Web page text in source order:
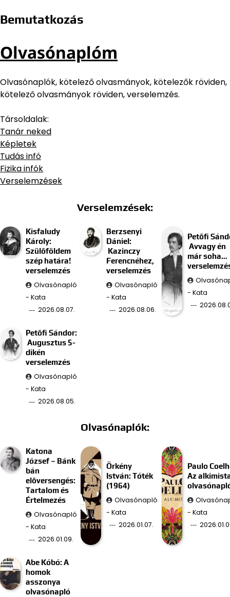
Bemutatkozás
Olvasónaplóm
Olvasónaplók, kötelező olvasmányok, kötelezők röviden,
kötelező olvasmányok röviden, verselemzés.
Társoldalak:
Tanár neked
Képletek
Tudás infó
Fizika infók
Verselemzések
Verselemzések:
Kisfaludy
Károly:
Szülőföldem
szép határa!
verselemzés
Olvasónapló
- Kata
2026.08.07.
Berzsenyi
Dániel:
Kazinczy
Ferencnéhez,
verselemzés
Olvasónapló
- Kata
2026.08.06.
Petőfi
Avvagy én
már soha…
- Kata
Petőfi Sándor:
Augusztus 5-
dikén
verselemzés
Olvasónapló
- Kata
2026.08.05.
Olvasónaplók:
Katona
József – Bánk
bán
előversengés:
Tartalom és
Értelmezés
Olvasónapló
- Kata
2026.01.09.
Örkény
István: Tóték
(1964)
Olvasónapló
- Kata
2026.01.07.
Paulo
Az
- Kata
Abe Kóbó: A
homok
asszonya
olvasónapló